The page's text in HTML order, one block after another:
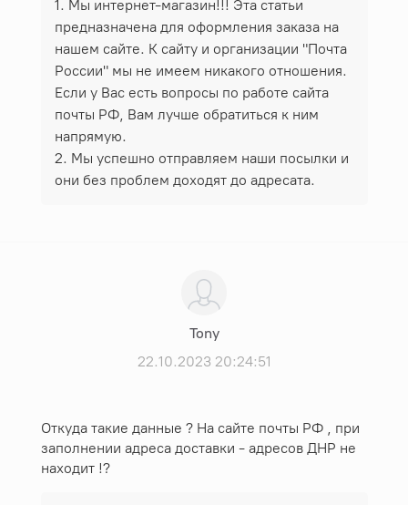
1. Мы интернет-магазин!!! Эта статьи
предназначена для оформления заказа на
нашем сайте. К сайту и организации "Почта
России" мы не имеем никакого отношения.
Если у Вас есть вопросы по работе сайта
почты РФ, Вам лучше обратиться к ним
напрямую.
2. Мы успешно отправляем наши посылки и
они без проблем доходят до адресата.
Tony
22.10.2023 20:24:51
Откуда такие данные ? На сайте почты РФ , при
заполнении адреса доставки - адресов ДНР не
находит !?